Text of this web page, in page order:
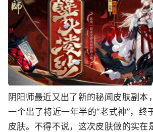
阴阳师最近又出了新的秘闻皮肤副本
一个出了将近一年半的“老式神”，终
皮肤。不得不说，这次皮肤做的实在